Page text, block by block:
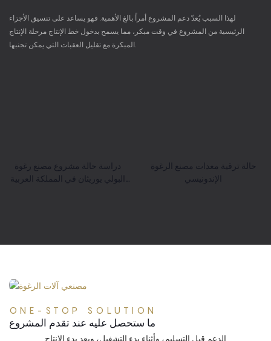
لهذا السبب يُعدّ دعم المشروع أمراً بالغ الأهمية. فهو يساعد على تنسيق الأجزاء
الرئيسية من المشروع في وقت مبكر، مما يسمح بدخول خط الإنتاج مرحلة الإنتاج
المبكرة مع تقليل العقبات التي يمكن تجنبها.
دراسة حالة مشروع مصنع رغوة
البولي يوريثان في المملكة العربية
حالة ترقية معدات مصنع الرغوة
الإندونيسي
ONE-STOP SOLUTION
ما ستحصل عليه عند تقدم المشروع
الدعم قبل التسليم، وأثناء بدء التشغيل، وبعد بدء الإنتاج